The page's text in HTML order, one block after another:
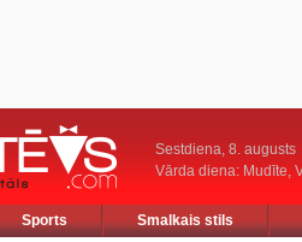
Sestdiena, 8. augusts
Vārda diena: Mudīte,
Sports Smalkais stils